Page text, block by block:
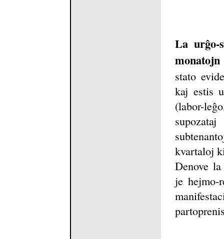
La urĝo-
stato
kaj estis
(labor-
kvartaloj
Denove
je hejmo-